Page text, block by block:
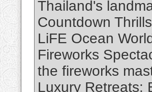
Thailand's
Countdown
LiFE Ocean
Fireworks
the fireworks
Luxury Retreats: